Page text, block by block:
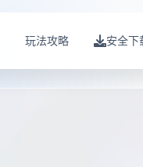
玩法攻略 安全下